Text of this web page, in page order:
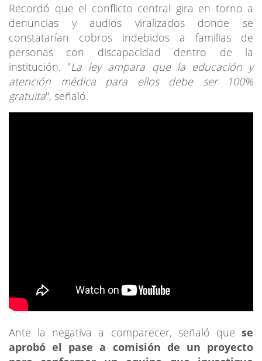
Recordó que el conflicto central gira en torno a
denuncias y audios viralizados donde se
constatarían cobros indebidos a familias de
personas con discapacidad dentro de la
institución. "La ley ampara que la educación y
atención médica para ellos debe ser 100%
gratuita", señaló.
Ante la negativa a comparecer, señaló que se
aprobó el pase a comisión de un proyecto